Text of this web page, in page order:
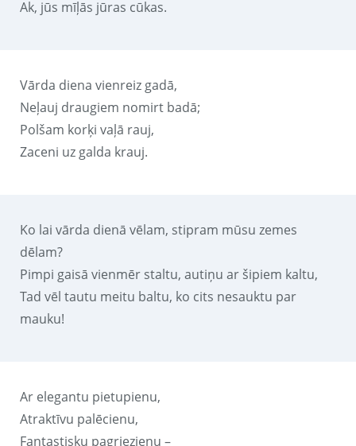
Ak, jūs mīļās jūras cūkas.
Vārda diena vienreiz gadā,
Neļauj draugiem nomirt badā;
Polšam korķi vaļā rauj,
Zaceni uz galda krauj.
Ko lai vārda dienā vēlam, stipram mūsu zemes
dēlam?
Pimpi gaisā vienmēr staltu, autiņu ar šipiem kaltu,
Tad vēl tautu meitu baltu, ko cits nesauktu par
mauku!
Ar elegantu pietupienu,
Atraktīvu palēcienu,
Fantastisku pagriezienu –